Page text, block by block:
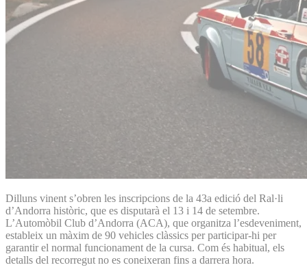
Dilluns vinent s’obren les inscripcions de la 43a edició del Ral·li
d’Andorra històric, que es disputarà el 13 i 14 de setembre.
L’Automòbil Club d’An­dorra (ACA), que organitza l’esdeveniment,
estableix un màxim de 90 vehicles clàssics per participar-hi per
garantir el normal funcionament de la cursa. Com és habitual, els
detalls del recorregut no es coneixeran fins a darrera hora.